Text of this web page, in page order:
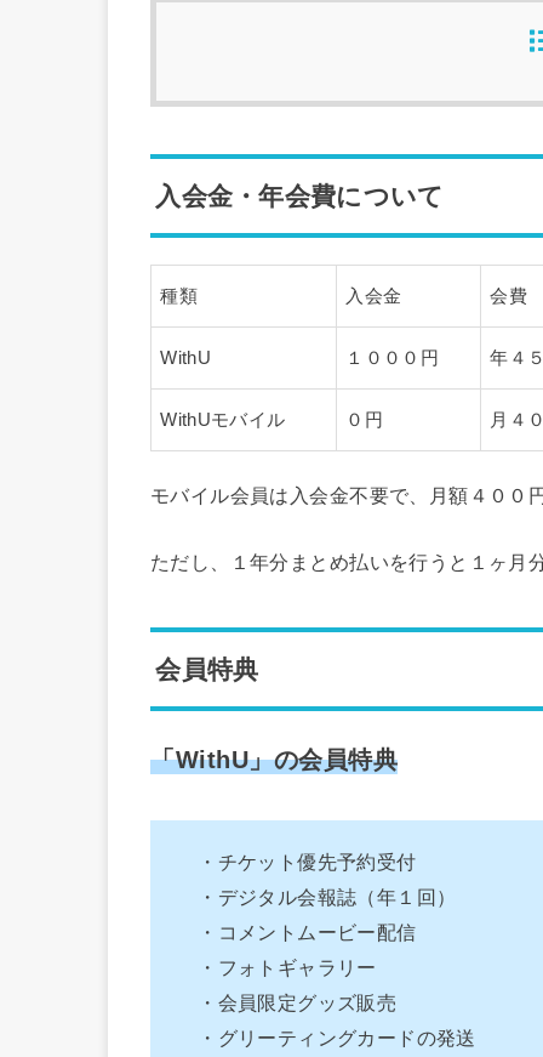
入会金・年会費について
種類 入会金 会費
WithU １０００円 年４
WithUモバイル ０円 月４
モバイル会員は入会金不要で、月額４００
ただし、１年分まとめ払いを行うと１ヶ月
会員特典
「WithU」の会員特典
・チケット優先予約受付
・デジタル会報誌（年１回）
・コメントムービー配信
・フォトギャラリー
・会員限定グッズ販売
・グリーティングカードの発送